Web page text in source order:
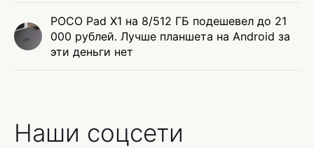
POCO Pad X1 на 8/512 ГБ подешевел до 21
000 рублей. Лучше планшета на Android за
эти деньги нет
Наши соцсети